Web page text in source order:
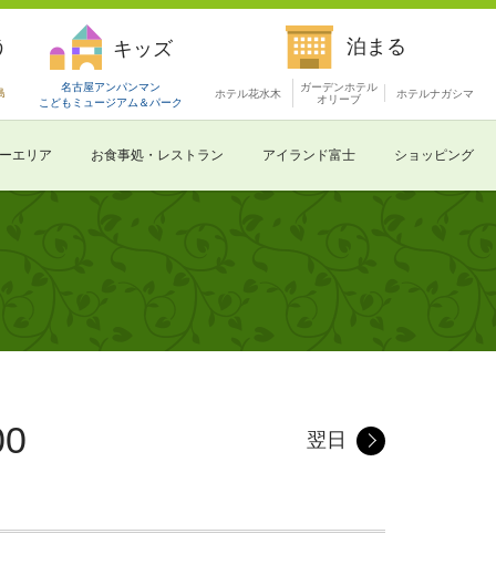
キッズ
名古屋アンパンマン
こどもミュージアム ＆パーク
泊まる
ホテル花水木
ガーデンホテル
オリーブ
ホテルナガシマ
エリア お食事処・レストラン アイランド富士 ショッピング
翌日